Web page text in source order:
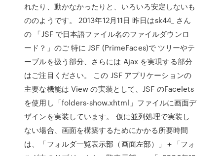
れたり、動かなかったりと、いろいろ安定しないも
ののようです。 2013年12月11日 昨日はsk44_ さん
の 「JSF で日本語ファイル名のファイルダウンロ
ード？」のご 特に JSF (PrimeFaces)で ツリーやテ
ーブルを扱う部分、さらには Ajax を実現する部分
はご注目ください。 この JSF アプリケーションの
主要な機能は View の実装として、JSF のFacelets
を使用し「folders-show.xhtml」ファイルに画面デ
ザインを実装しています。 仮に並列処理で実装し
ない場合、画面を構築するためにかかる所要時間
は、「フォルダ一覧表示部（画面左部）」＋「フォ